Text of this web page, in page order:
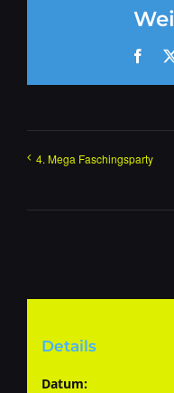
4. Mega Faschingsparty
Details
Datum: